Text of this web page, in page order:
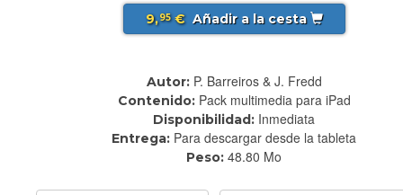
9,95€ Añadir a la cesta
Autor: P. Barreiros & J. Fredd
Contenido: Pack multimedia para iPad
Disponibilidad: Inmediata
Entrega: Para descargar desde la tableta
Peso: 48.80 Mo